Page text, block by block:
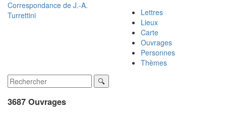
Correspondance de J.-A.
Turrettini
Lettres
Lieux
Carte
Ouvrages
Personnes
Thèmes
3687 Ouvrages